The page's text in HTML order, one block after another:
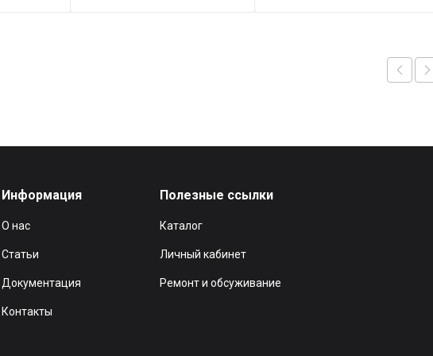
Информация
О нас
Статьи
Документация
Контакты
Полезные ссылки
Каталог
Личный кабинет
Ремонт и обсуживание